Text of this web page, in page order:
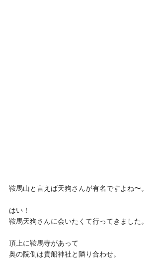
鞍馬山と言えば天狗さんが有名ですよね〜。
はい！
鞍馬天狗さんに会いたくて行ってきました。
頂上に鞍馬寺があって
奥の院側は貴船神社と隣り合わせ。